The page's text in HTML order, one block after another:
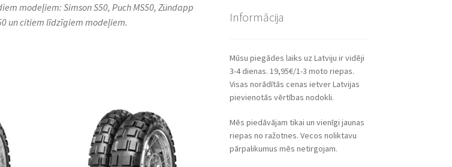
modeļiem: Simson S50, Puch MS50, Zündapp
un citiem līdzīgiem modeļiem.
Informācija
Mūsu piegādes laiks uz Latviju ir vidēji
3-4 dienas. 19,95€/1-3 moto riepas.
Visas norādītās cenas ietver Latvijas
pievienotās vērtības nodokli.
Mēs piedāvājam tikai un vienīgi jaunas
riepas no ražotnes. Vecos noliktavu
pārpalikumus mēs netirgojam.